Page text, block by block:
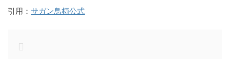
引用： サガン鳥栖公式